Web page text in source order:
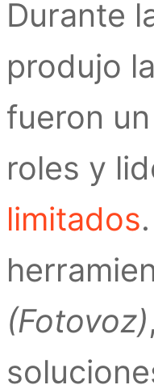
Durante
produjo
fueron
roles y
limitados
(Fotovoz)